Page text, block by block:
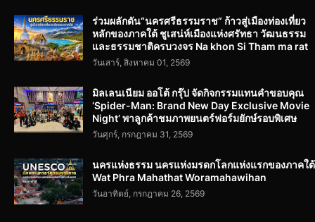
ร่วมผลักดัน“นครศรีธรรมราช” ก้าวสู่เมืองท่องเที่ยว
หลักของภาคใต้ ชูเสน่ห์เมืองแห่งศรัทธา วัฒนธรรม
และธรรมชาติครบวงจร Na khon Si Tham ma rat
วันเสาร์, สิงหาคม 01, 2569
มิลเลนเนียม ออโต้ กรุ๊ป จัดกิจกรรมแทนคำขอบคุณ
‘Spider-Man: Brand New Day Exclusive Movie
Night’ พาลูกค้าชมภาพยนตร์ฟอร์มยักษ์รอบพิเศษ
วันศุกร์, กรกฎาคม 31, 2569
นครแห่งธรรม นครแห่งมรดกโลกแห่งแรกของภาคใต้
Wat Phra Mahathat Woramahawihan
วันอาทิตย์, กรกฎาคม 26, 2569